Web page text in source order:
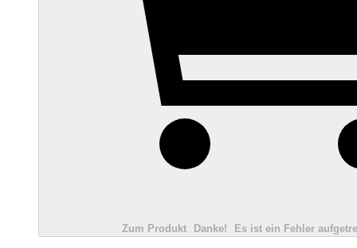
Zum Produkt Danke! Es ist ein Fehler